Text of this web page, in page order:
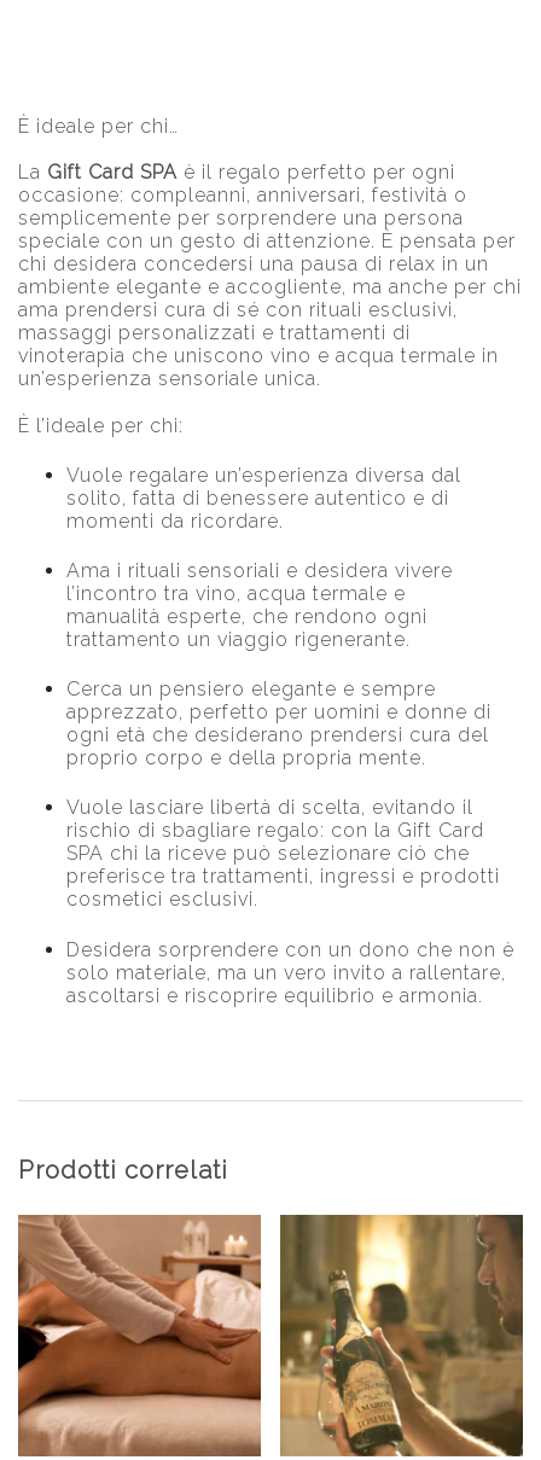
È ideale per chi…
La Gift Card SPA è il regalo perfetto per ogni
occasione: compleanni, anniversari, festività o
semplicemente per sorprendere una persona
speciale con un gesto di attenzione. È pensata per
chi desidera concedersi una pausa di relax in un
ambiente elegante e accogliente, ma anche per chi
ama prendersi cura di sé con rituali esclusivi,
massaggi personalizzati e trattamenti di
vinoterapia che uniscono vino e acqua termale in
un’esperienza sensoriale unica.
È l’ideale per chi:
Vuole regalare un’esperienza diversa dal
solito, fatta di benessere autentico e di
momenti da ricordare.
Ama i rituali sensoriali e desidera vivere
l’incontro tra vino, acqua termale e
manualità esperte, che rendono ogni
trattamento un viaggio rigenerante.
Cerca un pensiero elegante e sempre
apprezzato, perfetto per uomini e donne di
ogni età che desiderano prendersi cura del
proprio corpo e della propria mente.
Vuole lasciare libertà di scelta, evitando il
rischio di sbagliare regalo: con la Gift Card
SPA chi la riceve può selezionare ciò che
preferisce tra trattamenti, ingressi e prodotti
cosmetici esclusivi.
Desidera sorprendere con un dono che non è
solo materiale, ma un vero invito a rallentare,
ascoltarsi e riscoprire equilibrio e armonia.
Prodotti correlati